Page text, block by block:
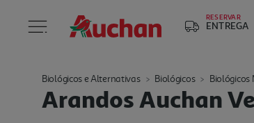
RESERVAR
ENTREGA
Biológicos e Alternativas Biológicos Biológicos
Arandos Auchan